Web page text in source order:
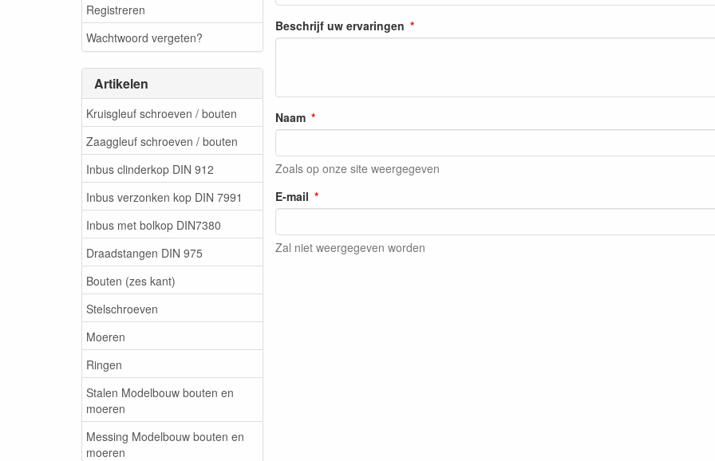
Registreren
Wachtwoord vergeten?
Artikelen
Kruisgleuf schroeven / bouten
Zaaggleuf schroeven / bouten
Inbus clinderkop DIN 912
Inbus verzonken kop DIN 7991
Inbus met bolkop DIN7380
Draadstangen DIN 975
Bouten (zes kant)
Stelschroeven
Moeren
Ringen
Stalen Modelbouw bouten en
moeren
Messing Modelbouw bouten en
moeren
Beschrijf uw ervaringen
Naam
Zoals op onze site weergegeven
E-mail
Zal niet weergegeven worden